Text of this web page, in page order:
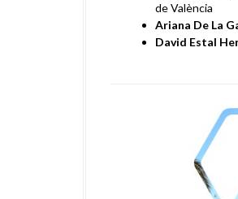
de València
Ariana De La
David Estal